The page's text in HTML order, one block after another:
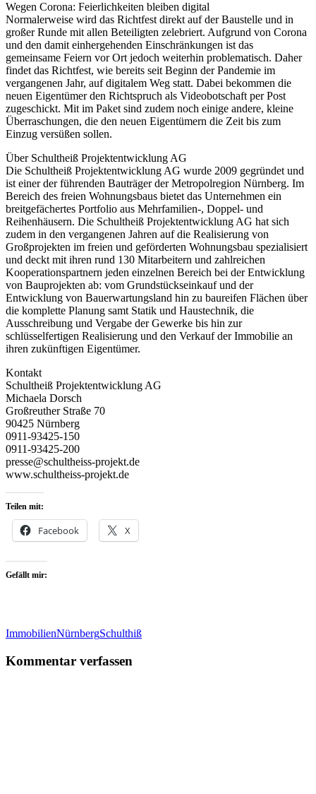
Wegen Corona: Feierlichkeiten bleiben digital
Normalerweise wird das Richtfest direkt auf der Baustelle und in
großer Runde mit allen Beteiligten zelebriert. Aufgrund von Corona
und den damit einhergehenden Einschränkungen ist das
gemeinsame Feiern vor Ort jedoch weiterhin problematisch. Daher
findet das Richtfest, wie bereits seit Beginn der Pandemie im
vergangenen Jahr, auf digitalem Weg statt. Dabei bekommen die
neuen Eigentümer den Richtspruch als Videobotschaft per Post
zugeschickt. Mit im Paket sind zudem noch einige andere, kleine
Überraschungen, die den neuen Eigentümern die Zeit bis zum
Einzug versüßen sollen.
Über Schultheiß Projektentwicklung AG
Die Schultheiß Projektentwicklung AG wurde 2009 gegründet und
ist einer der führenden Bauträger der Metropolregion Nürnberg. Im
Bereich des freien Wohnungsbaus bietet das Unternehmen ein
breitgefächertes Portfolio aus Mehrfamilien-, Doppel- und
Reihenhäusern. Die Schultheiß Projektentwicklung AG hat sich
zudem in den vergangenen Jahren auf die Realisierung von
Großprojekten im freien und geförderten Wohnungsbau spezialisiert
und deckt mit ihren rund 130 Mitarbeitern und zahlreichen
Kooperationspartnern jeden einzelnen Bereich bei der Entwicklung
von Bauprojekten ab: vom Grundstückseinkauf und der
Entwicklung von Bauerwartungsland hin zu baureifen Flächen über
die komplette Planung samt Statik und Haustechnik, die
Ausschreibung und Vergabe der Gewerke bis hin zur
schlüsselfertigen Realisierung und den Verkauf der Immobilie an
ihren zukünftigen Eigentümer.
Kontakt
Schultheiß Projektentwicklung AG
Michaela Dorsch
Großreuther Straße 70
90425 Nürnberg
0911-93425-150
0911-93425-200
presse@schultheiss-projekt.de
www.schultheiss-projekt.de
Teilen mit:
Facebook X
Gefällt mir:
ImmobilienNürnbergSchulthiß
Kommentar verfassen